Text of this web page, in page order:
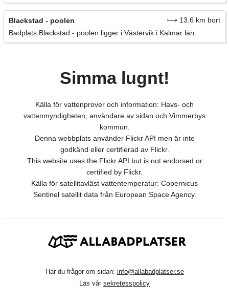
Blackstad - poolen
⟼ 13.6 km bort
Badplats Blackstad - poolen ligger i Västervik i Kalmar län.
Simma lugnt!
Källa för vattenprover och information: Havs- och
vattenmyndigheten, användare av sidan och Vimmerbys
kommun.
Denna webbplats använder Flickr API men är inte
godkänd eller certifierad av Flickr.
This website uses the Flickr API but is not endorsed or
certified by Flickr.
Källa för satellitavläst vattentemperatur: Copernicus
Sentinel satellit data från European Space Agency.
Har du frågor om sidan: info@allabadplatser.se
Läs vår sekretesspolicy